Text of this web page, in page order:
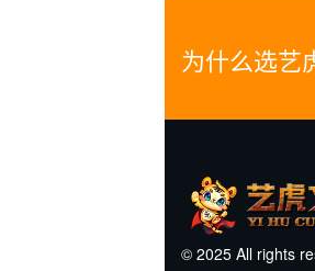
为什么选艺
© 2025 All rights